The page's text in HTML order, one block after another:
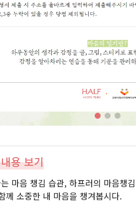
용 보기
마음 챙김 습관, 하프러의 마음챙
께 소중한 내 마음을 챙겨봅시다.